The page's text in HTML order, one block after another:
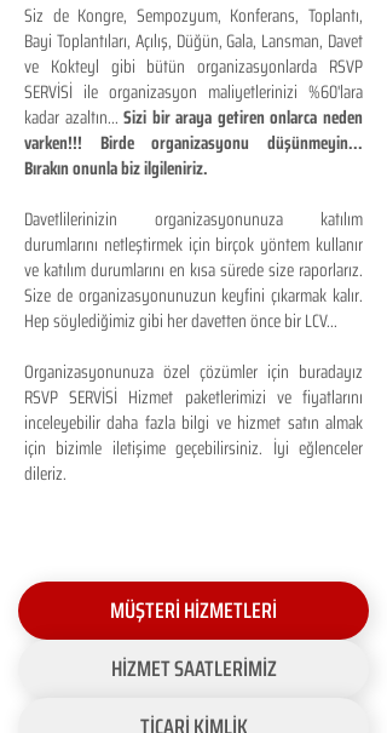
Siz de Kongre, Sempozyum, Konferans, Toplantı,
Bayi Toplantıları, Açılış, Düğün, Gala, Lansman, Davet
ve Kokteyl gibi bütün organizasyonlarda RSVP
SERVİSİ ile organizasyon maliyetlerinizi %60'lara
kadar azaltın...Sizi bir araya getiren onlarca neden
varken!!! Birde organizasyonu düşünmeyin...
Bırakın onunla biz ilgileniriz.
Davetlilerinizin organizasyonunuza katılım
durumlarını netleştirmek için birçok yöntem kullanır
ve katılım durumlarını en kısa sürede size raporlarız.
Size de organizasyonunuzun keyfini çıkarmak kalır.
Hep söylediğimiz gibi her davetten önce bir LCV...
Organizasyonunuza özel çözümler için buradayız
RSVP SERVİSİ Hizmet paketlerimizi ve fiyatlarını
inceleyebilir daha fazla bilgi ve hizmet satın almak
için bizimle iletişime geçebilirsiniz. İyi eğlenceler
dileriz.
MÜŞTERİ HİZMETLERİ
HİZMET SAATLERİMİZ